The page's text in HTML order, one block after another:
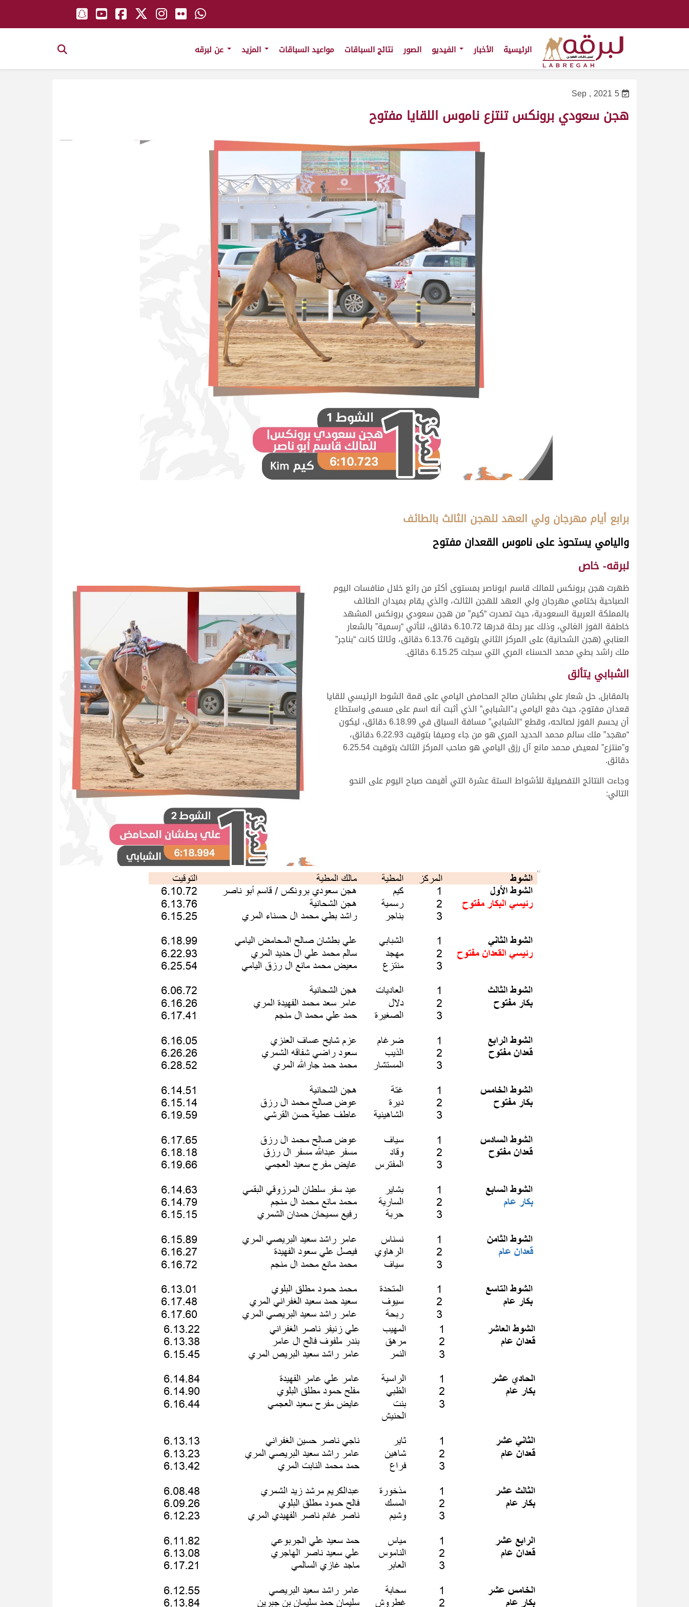
الرئيسية الأخبار الصور نتائج السباقات مواعيد السباقات
5 Sep , 2021
هجن سعودي برونكس تنتزع ناموس اللقايا مفتوح
برابع أيام مهرجان ولي العهد للهجن الثالث بالطائف
واليامي يستحوذ على ناموس القعدان مفتوح
لبرقه- خاص
ظهرت هجن برونكس للمالك قاسم ابوناصر بمستوى أكثر من رائع خلال منافسات اليوم
الصباحية بختامي مهرجان ولي العهد للهجن الثالث، والذي يقام بميدان الطائف
بالمملكة العربية السعودية، حيث تصدرت “كيم” من هجن سعودي برونكس المشهد
خاطفة الفوز الغالي، وذلك عبر رحلة قدرها 6.10.72 دقائق، لتأتي “رسمية” بالشعار
العنابي (هجن الشحانية) على المركز الثاني بتوقيت 6.13.76 دقائق، وثالثا كانت “بناجر”
ملك راشد بطي محمد الحسناء المري التي سجلت 6.15.25 دقائق.
الشبابي يتألق
بالمقابل, حل شعار علي بطشان صالح المحامض اليامي على قمة الشوط الرئيسي للقايا
قعدان مفتوح، حيث دفع اليامي بـ”الشبابي” الذي أثبت أنه اسم على مسمى واستطاع
أن يحسم الفوز لصالحه، وقطع “الشبابي” مسافة السباق في 6.18.99 دقائق، ليكون
“مهجد” ملك سالم محمد الحديد المري هو من جاء وصيفا بتوقيت 6.22.93 دقائق،
و”منتزع” لمعيض محمد مانع آل رزق اليامي هو صاحب المركز الثالث بتوقيت 6.25.54
دقائق.
وجاءت النتائج التفصيلية للأشواط الستة عشرة التي أقيمت صباح اليوم على النحو
التالي: